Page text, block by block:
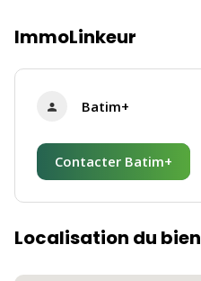
ImmoLinkeur
Batim+
Contacter Batim+
Localisation du bien